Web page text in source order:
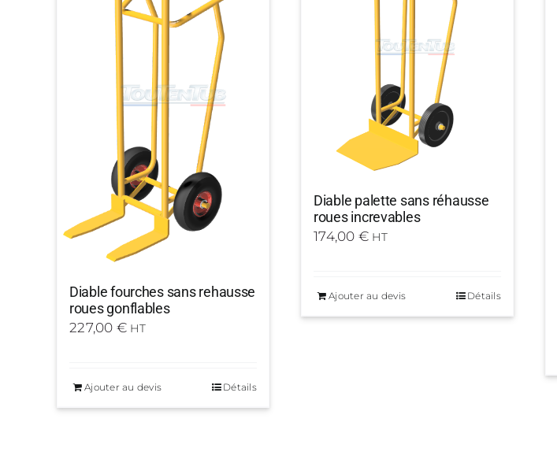
Diable fourches sans rehausse
roues gonflables
227,00 € HT
Ajouter au devis Détails
Diable palette sans réhausse
roues increvables
174,00 € HT
Ajouter au devis Détails